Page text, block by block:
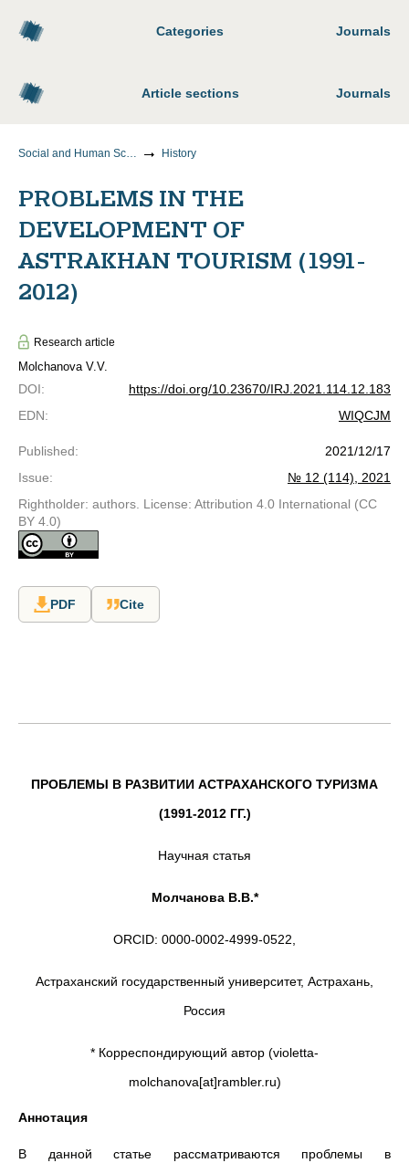
Categories Journals
Article sections Journals
Social and Human Sciences History
PROBLEMS IN THE
DEVELOPMENT OF
ASTRAKHAN TOURISM (1991-
2012)
Research article
Molchanova V.V.
DOI:
https://doi.org/10.23670/IRJ.2021.114.12.183
EDN: WIQCJM
Published:
2021/12/17
Issue:
№ 12 (114), 2021
Rightholder: authors. License: Attribution 4.0 International (CC
BY 4.0)
PDF Cite
ПРОБЛЕМЫ В РАЗВИТИИ АСТРАХАНСКОГО ТУРИЗМА
(1991-2012 ГГ.)
Научная статья
Молчанова В.В.*
ORCID: 0000-0002-4999-0522,
Астраханский государственный университет, Астрахань,
Россия
* Корреспондирующий автор (violetta-
molchanova[at]rambler.ru)
Аннотация
В данной статье рассматриваются проблемы в